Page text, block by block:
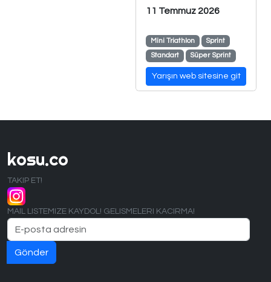
11 Temmuz 2026
Mini Triathlon
Sprint
Standart
Süper Sprint
Yarışın web sitesine git
kosu.co
TAKIP ET!
MAIL LISTEMIZE KAYDOL! GELISMELERI KACIRMA!